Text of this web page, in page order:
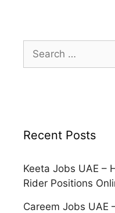
Search
for:
Recent Posts
Keeta Jobs UAE –
Rider Positions
Careem Jobs UAE